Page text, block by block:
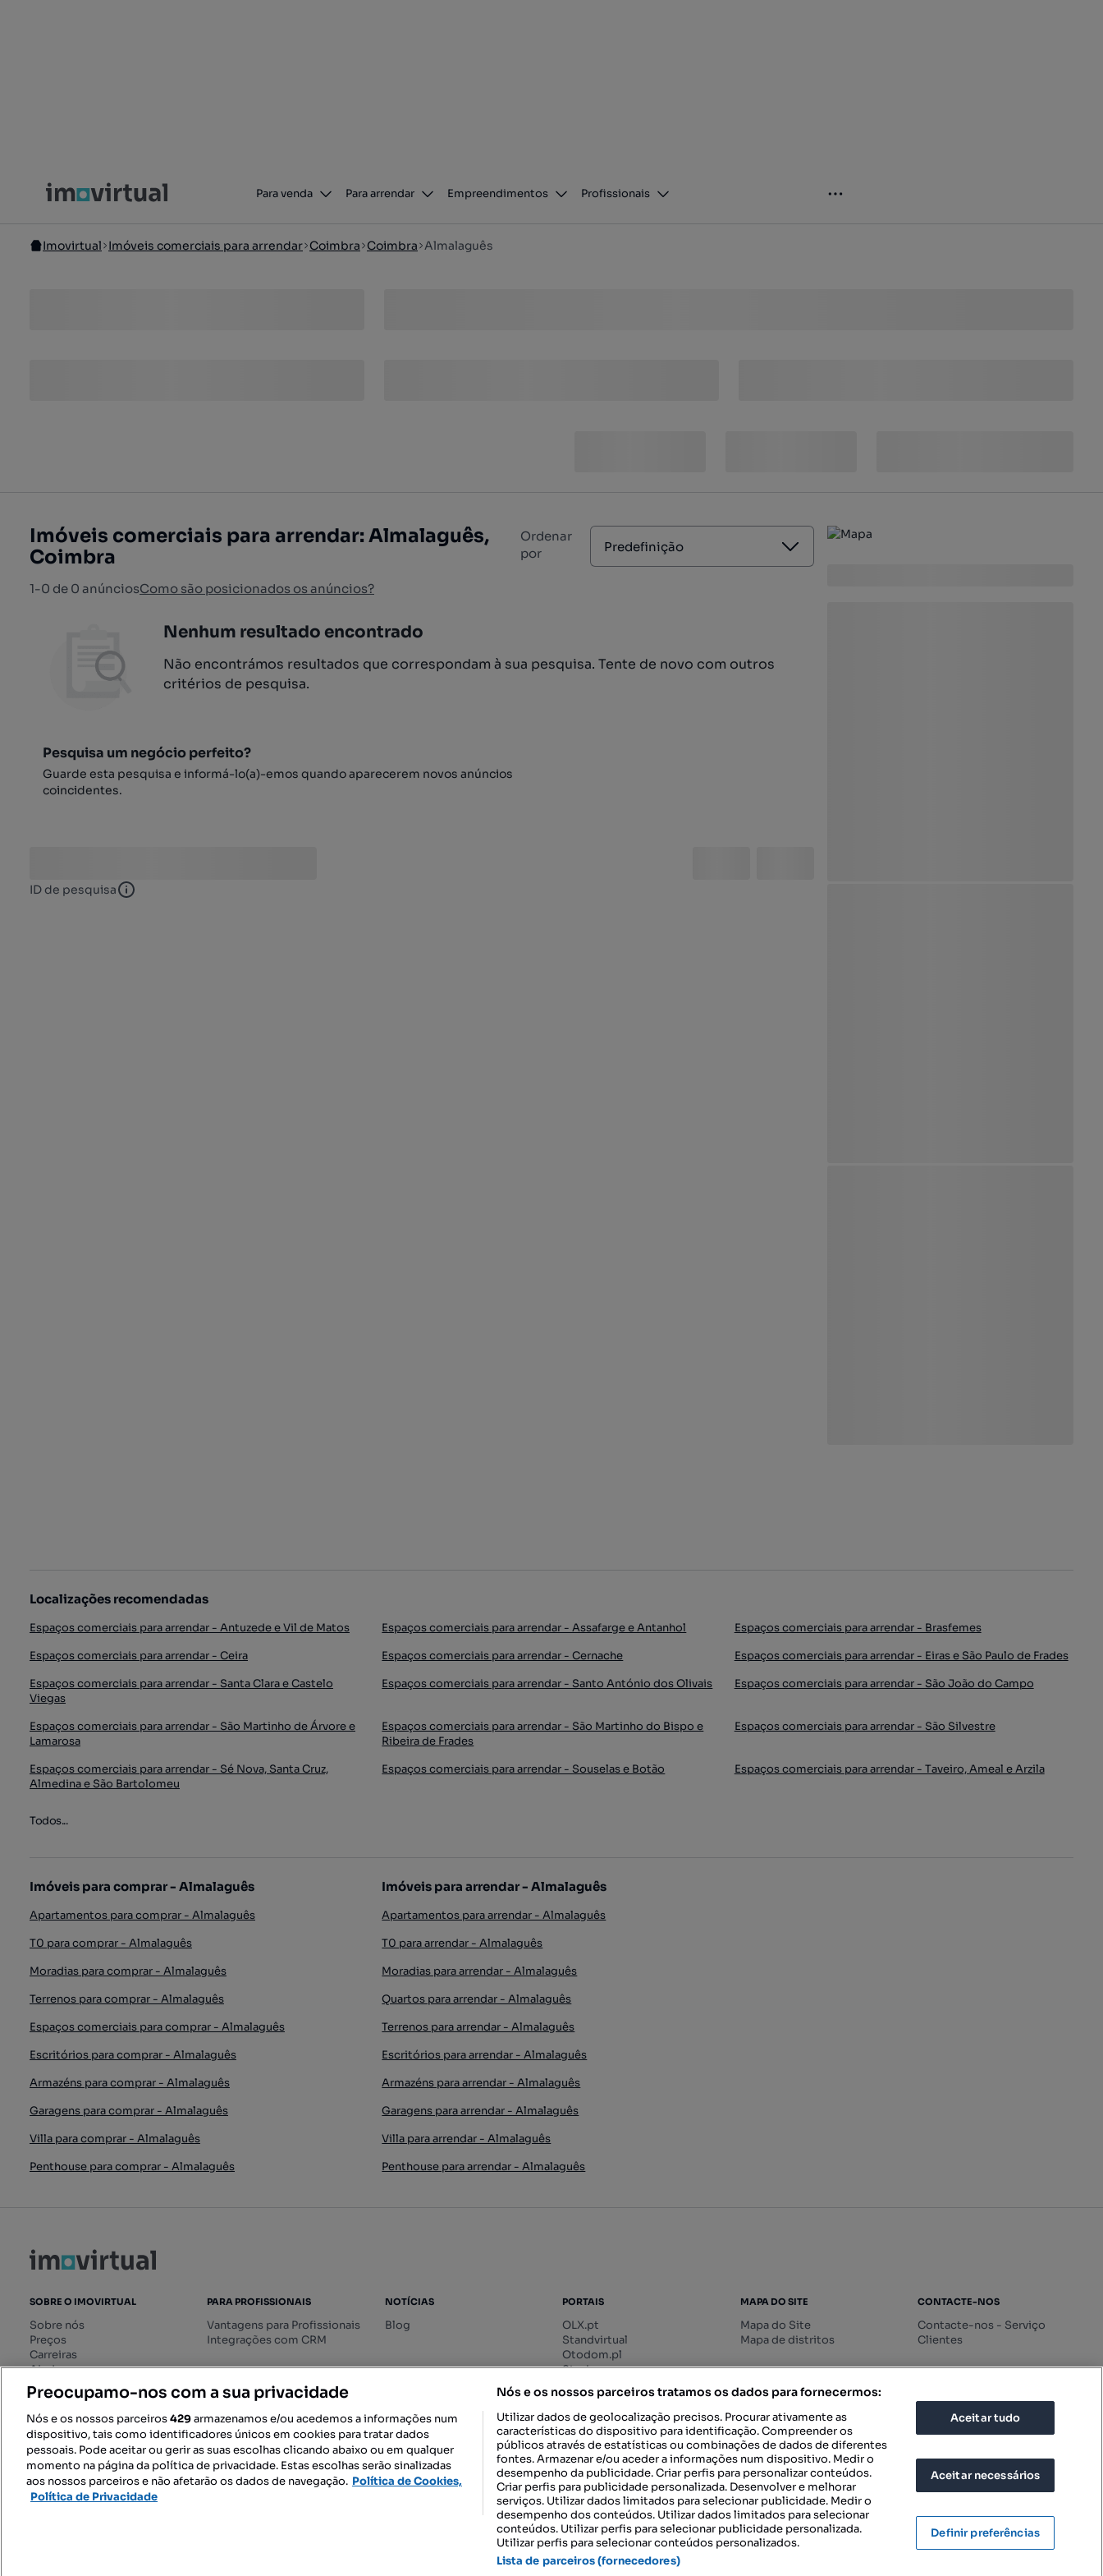
Para venda Para arrendar Empreendimentos Profissionais
Imovirtual Imóveis comerciais para arrendar Coimbra Coimbra Almalaguês
Imóveis comerciais para arrendar: Almalaguês,
Coimbra
1-0 de 0 anúnciosComo são posicionados os anúncios?
Ordenar
por
Predefinição
Nenhum resultado encontrado
Não encontrámos resultados que correspondam à sua pesquisa. Tente de novo com outros
critérios de pesquisa.
Pesquisa um negócio perfeito?
Guarde esta pesquisa e informá-lo(a)-emos quando aparecerem novos anúncios
coincidentes.
ID de pesquisa ID de pesquisa
Localizações recomendadas
Espaços comerciais para arrendar - Antuzede e Vil de Matos Espaços comerciais para arrendar - Assafarge e Antanhol
Espaços comerciais para arrendar - Brasfemes
Espaços comerciais para arrendar - Ceira
Espaços comerciais para arrendar - Cernache
Espaços comerciais para arrendar - Eiras e São Paulo de Frades
Espaços comerciais para arrendar - Santa Clara e Castelo
Viegas
Espaços comerciais para arrendar - Santo António dos Olivais Espaços comerciais para arrendar - São João do Campo
Espaços comerciais para arrendar - São Martinho de Árvore e
Lamarosa
Espaços comerciais para arrendar - São Martinho do Bispo e
Ribeira de Frades
Espaços comerciais para arrendar - São Silvestre
Espaços comerciais para arrendar - Sé Nova, Santa Cruz,
Almedina e São Bartolomeu
Espaços comerciais para arrendar - Souselas e Botão Espaços comerciais para arrendar - Taveiro, Ameal e Arzila
Todos...
Imóveis para comprar - Almalaguês
Apartamentos para comprar - Almalaguês
T0 para comprar - Almalaguês
Moradias para comprar - Almalaguês
Terrenos para comprar - Almalaguês
Espaços comerciais para comprar - Almalaguês
Escritórios para comprar - Almalaguês
Armazéns para comprar - Almalaguês
Garagens para comprar - Almalaguês
Villa para comprar - Almalaguês
Penthouse para comprar - Almalaguês
Imóveis para arrendar - Almalaguês
Apartamentos para arrendar - Almalaguês
T0 para arrendar - Almalaguês
Moradias para arrendar - Almalaguês
Quartos para arrendar - Almalaguês
Terrenos para arrendar - Almalaguês
Escritórios para arrendar - Almalaguês
Armazéns para arrendar - Almalaguês
Garagens para arrendar - Almalaguês
Villa para arrendar - Almalaguês
Penthouse para arrendar - Almalaguês
SOBRE O IMOVIRTUAL
Sobre nós
Preços
Carreiras
Ajuda
Livro de Reclamações online
Regulamento dos Serviços
Digitais
PARA PROFISSIONAIS
Vantagens para Profissionais
Integrações com CRM
NOTÍCIAS
Blog
PORTAIS
OLX.pt
Standvirtual
Otodom.pl
Storia.ro
MAPA DO SITE
Mapa do Site
Mapa de distritos
CONTACTE-NOS
Contacte-nos - Serviço
Clientes
SIGA-NOS: DESCARREGAR NA:
TERMOS DE UTILIZAÇÃO POLÍTICA DE PRIVACIDADE CONFIGURAÇÕES DE PRIVACIDADE
Preocupamo-nos com a sua privacidade
Nós e os nossos parceiros429armazenamos e/ou acedemos a informações num
dispositivo, tais como identificadores únicos em cookies para tratar dados
pessoais. Pode aceitar ou gerir as suas escolhas clicando abaixo ou em qualquer
momento na página da política de privacidade. Estas escolhas serão sinalizadas
aos nossos parceiros e não afetarão os dados de navegação. Política de Cookies,
Política de Privacidade
Nós e os nossos parceiros tratamos os dados para fornecermos:
Utilizar dados de geolocalização precisos. Procurar ativamente as
características do dispositivo para identificação. Compreender os
públicos através de estatísticas ou combinações de dados de diferentes
fontes. Armazenar e/ou aceder a informações num dispositivo. Medir o
desempenho da publicidade. Criar perfis para personalizar conteúdos.
Criar perfis para publicidade personalizada. Desenvolver e melhorar
serviços. Utilizar dados limitados para selecionar publicidade. Medir o
desempenho dos conteúdos. Utilizar dados limitados para selecionar
conteúdos. Utilizar perfis para selecionar publicidade personalizada.
Utilizar perfis para selecionar conteúdos personalizados.
Lista de parceiros (fornecedores)
Aceitar tudo
Aceitar necessários
Definir preferências